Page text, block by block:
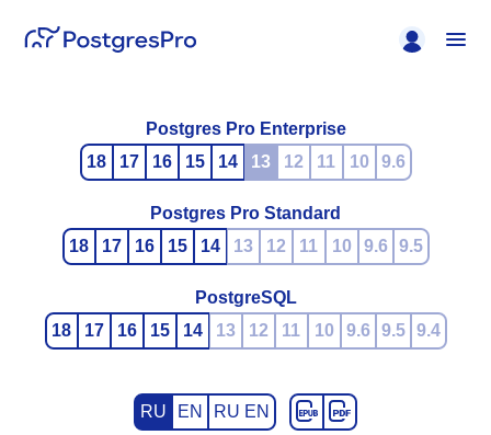
Postgres Pro Enterprise
18
17 16 15 14 13 12 11 10 9.6
Postgres Pro Standard
18
17 16 15 14 13 12 11 10 9.6 9.5
PostgreSQL
18
17 16 15 14 13 12 11 10 9.6 9.5 9.4
RU EN RU EN